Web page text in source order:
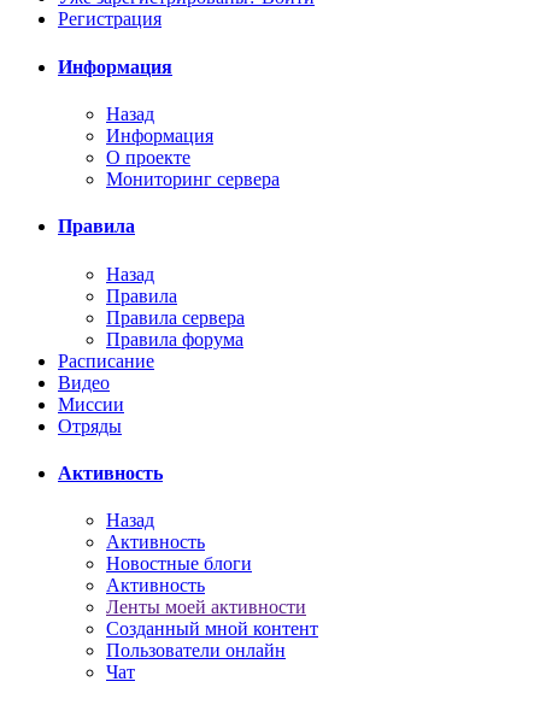
Регистрация
Информация
Назад
Информация
О проекте
Мониторинг сервера
Правила
Назад
Правила
Правила сервера
Правила форума
Расписание
Видео
Миссии
Отряды
Активность
Назад
Активность
Новостные блоги
Активность
Ленты моей активности
Созданный мной контент
Пользователи онлайн
Чат